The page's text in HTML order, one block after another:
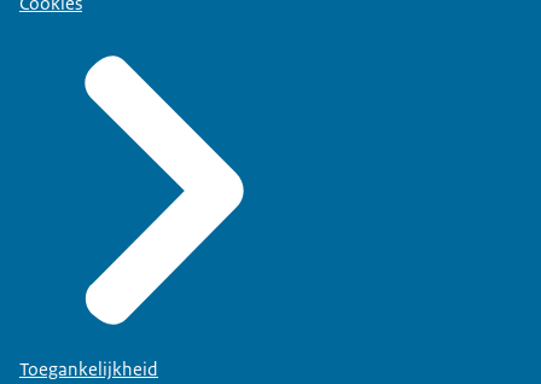
Toegankelijkheid